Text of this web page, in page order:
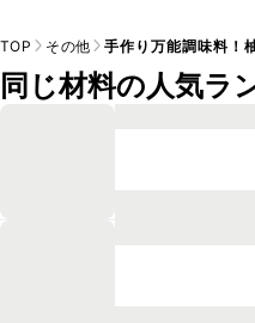
TOP その他 手作り万能調味料！
同じ材料の人気ラ